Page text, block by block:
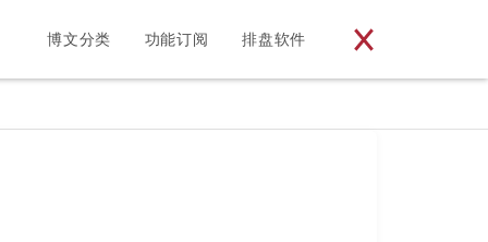
博文分类 功能订阅 排盘软件